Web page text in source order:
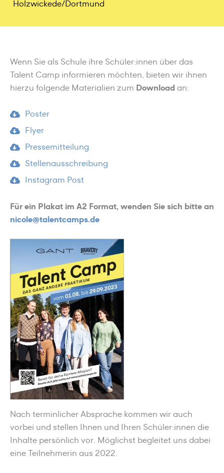
Holzwickede/Dortmund
Wenn Sie als Schule ihre Schüler:innen über das
Talent Camp informieren möchten, bieten wir ihnen
hierzu folgende Materialien zum Download an:
Poster
Flyer
Pressemitteilung
Stellenausschreibung
Instagram Post
Für ein Plakat im A2 Format, wenden Sie sich bitte an
nicole@talentcamps.de
Nach terminlicher Absprache kommen wir auch
vorbei und stellen Ihnen und Ihren Schüler:innen die
Inhalte persönlich vor. Möglichst begleitet uns dabei
eine Teilnehmerin aus 2022.